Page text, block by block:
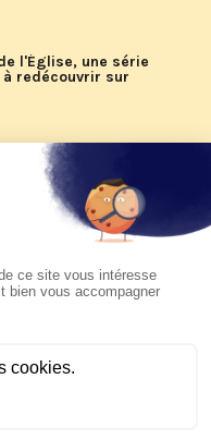
l'Église, une série
redécouvrir sur
d'été 2026 de KTO
du pape Léon
suivre sur KTO le
Argentine et
novembre 2026